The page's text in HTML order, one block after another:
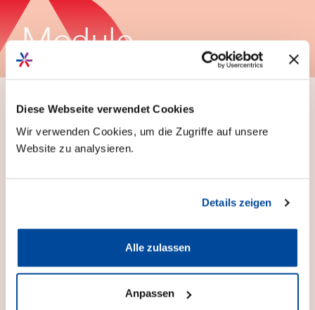
Diese Webseite verwendet Cookies
Wir verwenden Cookies, um die Zugriffe auf unsere
Website zu analysieren.
Details zeigen
Alle zulassen
Anpassen
Module
Warum steht das AVS Bildmodul aktuell im
kostenfreien Early Access zur Verfügung?
Wie rufe ich die Packungsbilder in der AVS